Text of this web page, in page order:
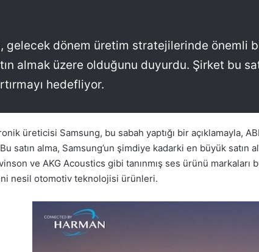
gelecek dönem üretim stratejilerinde önemli
almak üzere olduğunu duyurdu. Şirket bu
hedefliyor.
üreticisi Samsung, bu sabah yaptığı bir açıklamayla,
satın alma, Samsung’un şimdiye kadarki en büyük
ve AKG Acoustics gibi tanınmış ses ürünü
nesil otomotiv teknolojisi ürünleri.